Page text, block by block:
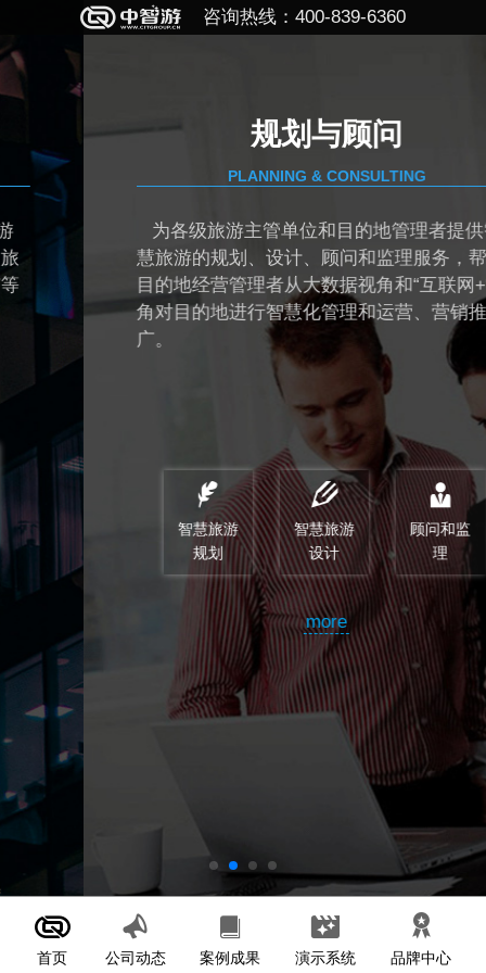
咨询热线：400-839-6360
首页 公司动态 案例成果 演示系统 品牌中心
规划与顾问
PLANNING & CONSULTING
为各级旅游主管单位和目的地管理者提供智
慧旅游的规划、设计、顾问和监理服务，帮助
目的地经营管理者从大数据视角和“互联网+“视
角对目的地进行智慧化管理和运营、营销推
智慧旅游
设计
顾问和监
理
more